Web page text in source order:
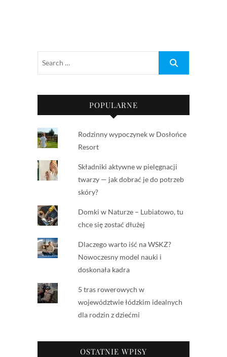
POPULARNE
Rodzinny wypoczynek w Dosłońce
Resort
Składniki aktywne w pielęgnacji
twarzy — jak dobrać je do potrzeb
skóry?
Domki w Naturze – Lubiatowo, tu
chce się zostać dłużej
Dlaczego warto iść na WSKZ?
Nowoczesny model nauki i
doskonała kadra
5 tras rowerowych w
województwie łódzkim idealnych
dla rodzin z dziećmi
OSTATNIE WPISY